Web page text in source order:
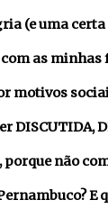
(e uma
com as
motivos
DISCUTIDA,
porque não
E